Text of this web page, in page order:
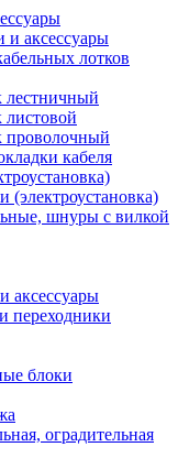
и аксессуары
лотков
лестничный
проволочный
кабеля
(электроустановка)
шнуры с вилкой
аксессуары
переходники
блоки
оградительная